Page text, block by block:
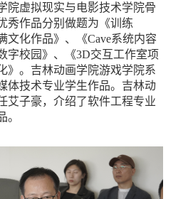
院虚拟现实与电影技术学院骨
秀作品分别做题为《训练
文化作品》、《Cave系统内容
字校园》、《3D交互工作室项
》。吉林动画学院游戏学院系
体技术专业学生作品。吉林动
艾子豪，介绍了软件工程专业
。